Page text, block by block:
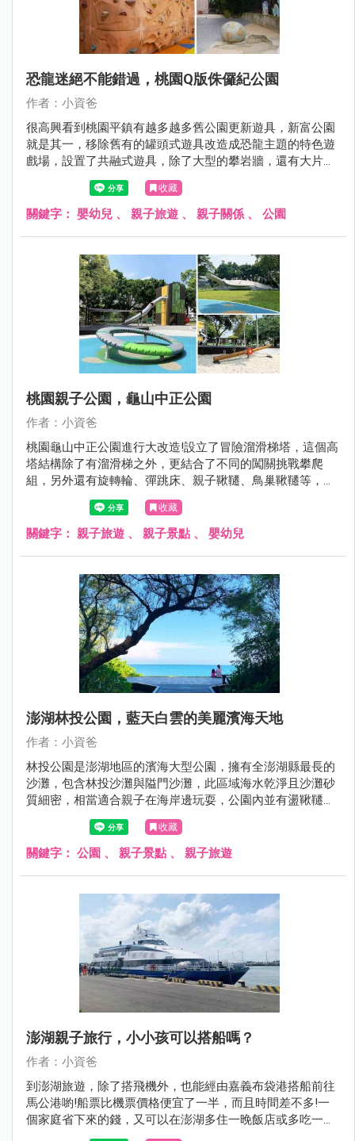
恐龍迷絕不能錯過，桃園Q版侏儸紀公園
作者：小資爸
很高興看到桃園平鎮有越多越多舊公園更新遊具，新富公園
就是其一，移除舊有的罐頭式遊具改造成恐龍主題的特色遊
戲場，設置了共融式遊具，除了大型的攀岩牆，還有大片的
沙坑可以挖掘恐龍化石以及挖土機，旁邊更有小朋友最喜歡
的鳥巢鞦韆，地面也設計了恐龍的圖案，讓孩子們玩得更開
心了呢！現在就跟著小資爸一起來看看新富公園變身後有什
收藏
關鍵字： 嬰幼兒 、 親子旅遊 、 親子關係 、 公園
桃園親子公園，龜山中正公園
作者：小資爸
桃園龜山中正公園進行大改造!設立了冒險溜滑梯塔，這個高
塔結構除了有溜滑梯之外，更結合了不同的闖關挑戰攀爬
組，另外還有旋轉輪、彈跳床、親子鞦韆、鳥巢鞦韆等，遊
具一旁的沙坑也有沙桌水道的設立，變得跟以前完全不一樣
了!現在就跟著小資爸一起來看看改造後的龜山中正公園吧！
收藏
關鍵字： 親子旅遊 、 親子景點 、 嬰幼兒
澎湖林投公園，藍天白雲的美麗濱海天地
作者：小資爸
林投公園是澎湖地區的濱海大型公園，擁有全澎湖縣最長的
沙灘，包含林投沙灘與隘門沙灘，此區域海水乾淨且沙灘砂
質細密，相當適合親子在海岸邊玩耍，公園內並有盪鞦韆與
磨石子溜滑梯等遊具，絕對是到澎湖旅遊必須要排入的親子
景點，現在就跟著小資爸一起來看看澎湖縣林投公園吧!
收藏
關鍵字： 公園 、 親子景點 、 親子旅遊
澎湖親子旅行，小小孩可以搭船嗎？
作者：小資爸
到澎湖旅遊，除了搭飛機外，也能經由嘉義布袋港搭船前往
馬公港喲!船票比機票價格便宜了一半，而且時間差不多!一
個家庭省下來的錢，又可以在澎湖多住一晚飯店或多吃一餐
海鮮!這次小資爸分別搭乘凱旋三號及太吉之星往返嘉義與澎